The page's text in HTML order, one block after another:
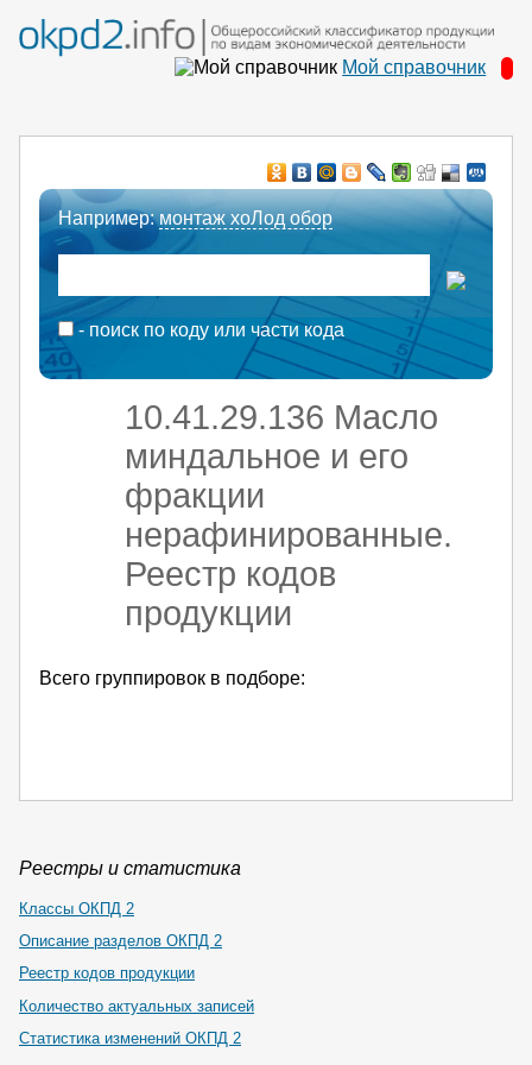
Мой справочник
Например:монтаж хоЛод обор
- поиск по коду или части кода
10.41.29.136 Масло
миндальное и его
фракции
нерафинированные.
Реестр кодов
продукции
Всего группировок в подборе:
Реестры и статистика
Классы ОКПД 2
Описание разделов ОКПД 2
Реестр кодов продукции
Количество актуальных записей
Статистика изменений ОКПД 2